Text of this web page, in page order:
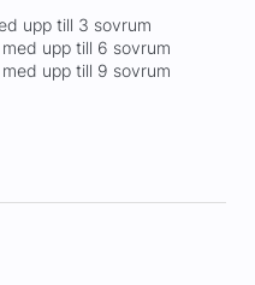
upp till 3 sovrum
med upp till 6 sovrum
upp till 9 sovrum